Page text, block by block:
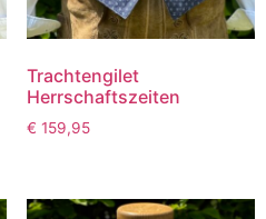
Trachtengilet
Herrschaftszeiten
€ 159,95